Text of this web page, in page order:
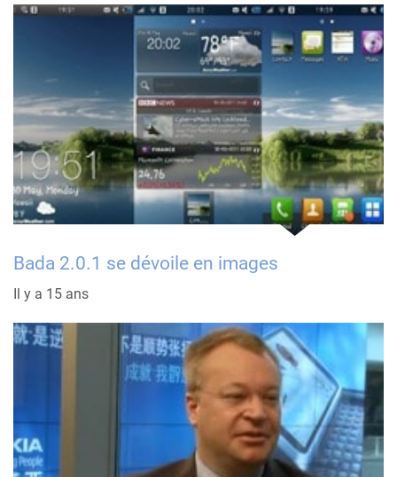
Bada 2.0.1 se dévoile en images
Il y a 15 ans